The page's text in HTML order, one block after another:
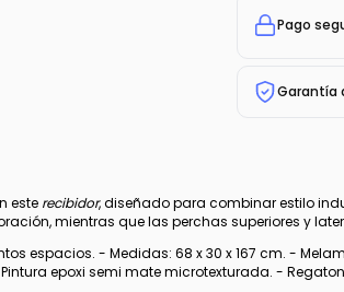
Pago
Garantía
este recibidor, diseñado para combinar estilo
mientras que las perchas superiores y
espacios. - Medidas: 68 x 30 x 167 cm. -
epoxi semi mate microtexturada. -